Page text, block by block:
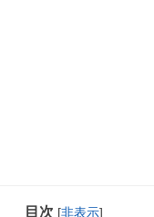
目次 [非表示]